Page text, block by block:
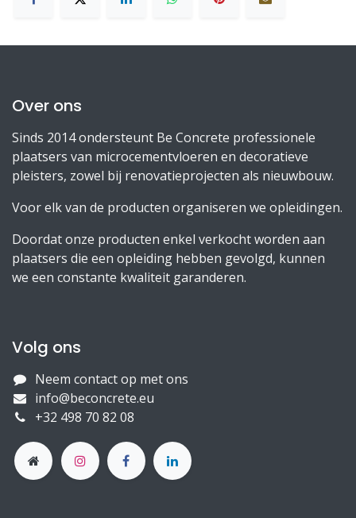
Over ons
Sinds 2014 ondersteunt Be Concrete professionele
plaatsers van microcementvloeren en decoratieve
pleisters, zowel bij renovatieprojecten als nieuwbouw.
Voor elk van de producten organiseren we opleidingen.
Doordat onze producten enkel verkocht worden aan
plaatsers die een opleiding hebben gevolgd, kunnen
we een constante kwaliteit garanderen.
Volg ons
Neem contact op met ons
info@beconcrete.eu
+32 498 70 82 08